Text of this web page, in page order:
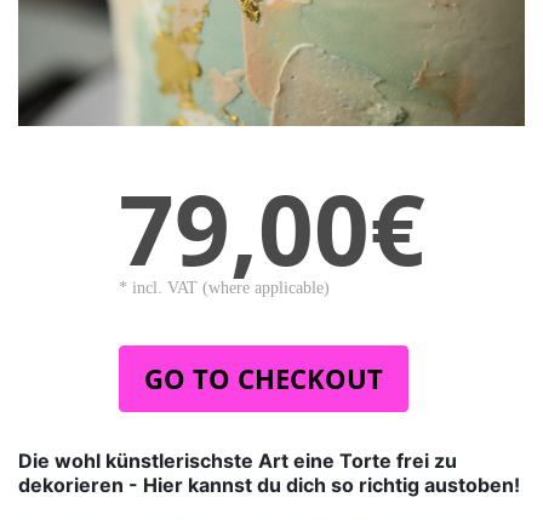
79,00€
* incl. VAT (where applicable)
GO TO CHECKOUT
Die wohl künstlerischste Art eine Torte frei zu
dekorieren - Hier kannst du dich so richtig austoben!